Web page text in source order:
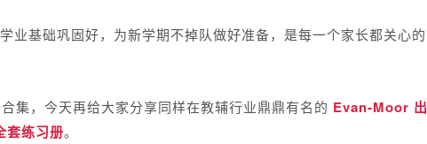
业基础巩固好，为新学期不掉队做好准备，是每一个家长都关心的
集，今天再给大家分享同样在教辅行业鼎鼎有名的 Evan-Moor 出
套练习册。